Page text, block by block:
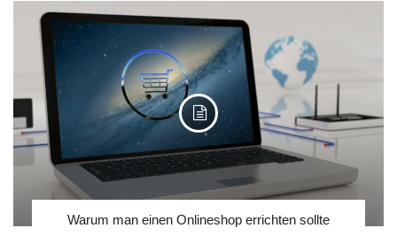
Warum man einen Onlineshop errichten sollte